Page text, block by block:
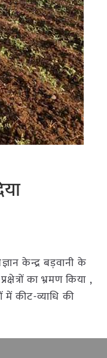
केन्द्र बड़वानी के
का भ्रमण किया ,
कीट-व्याधि की